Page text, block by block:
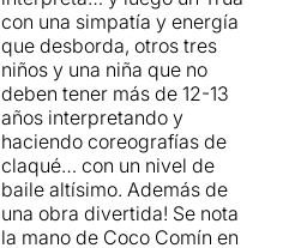
Bella y la Bestia, El Mikado,
Shrek, el Musical,
La Vuelta al Mundo de
Willy Fog, el Musical, o
Scooby Doo! Life Musical
Misterys, a mésde formar
part de la companyia
clònica deTricicle.
Completant el
repartimentKai Garcia
con una simpatía y energía
que desborda, otros tres
niños y una niña que no
deben tener más de 12-13
años interpretando y
haciendo coreografías de
claqué… con un nivel de
baile altísimo. Además de
una obra divertida! Se nota
la mano de Coco Comín en